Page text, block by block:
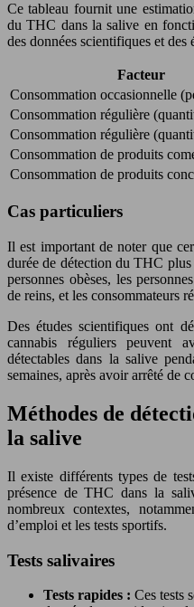
Ce tableau fournit une
du THC dans la salive en
des données scientifiques et des
Facteur
Consommation occasionnelle
Consommation régulière
Consommation régulière
Consommation de produits
Consommation de produits
Cas particuliers
Il est important de noter que
durée de détection du THC plus
personnes obèses, les
de reins, et les consommateurs
Des études scientifiques ont
cannabis réguliers peuvent
détectables dans la salive
semaines, après avoir arrêté de
Méthodes de
la salive
Il existe différents types de
présence de THC dans la
nombreux contextes,
d’emploi et les tests sportifs.
Tests salivaires
Tests rapides : Ces tests